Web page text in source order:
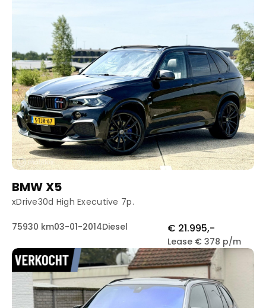
BMW X5
xDrive30d High Executive 7p.
75930 km03-01-2014Diesel € 21.995,-
Lease € 378 p/m